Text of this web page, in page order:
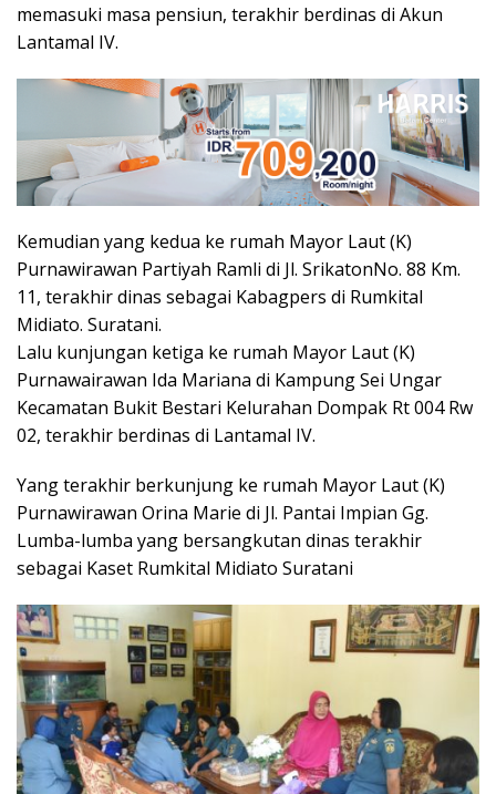
memasuki masa pensiun, terakhir berdinas di Akun
Lantamal IV.
Kemudian yang kedua ke rumah Mayor Laut (K)
Purnawirawan Partiyah Ramli di Jl. SrikatonNo. 88 Km.
11, terakhir dinas sebagai Kabagpers di Rumkital
Midiato. Suratani.
Lalu kunjungan ketiga ke rumah Mayor Laut (K)
Purnawairawan Ida Mariana di Kampung Sei Ungar
Kecamatan Bukit Bestari Kelurahan Dompak Rt 004 Rw
02, terakhir berdinas di Lantamal IV.
Yang terakhir berkunjung ke rumah Mayor Laut (K)
Purnawirawan Orina Marie di Jl. Pantai Impian Gg.
Lumba-lumba yang bersangkutan dinas terakhir
sebagai Kaset Rumkital Midiato Suratani